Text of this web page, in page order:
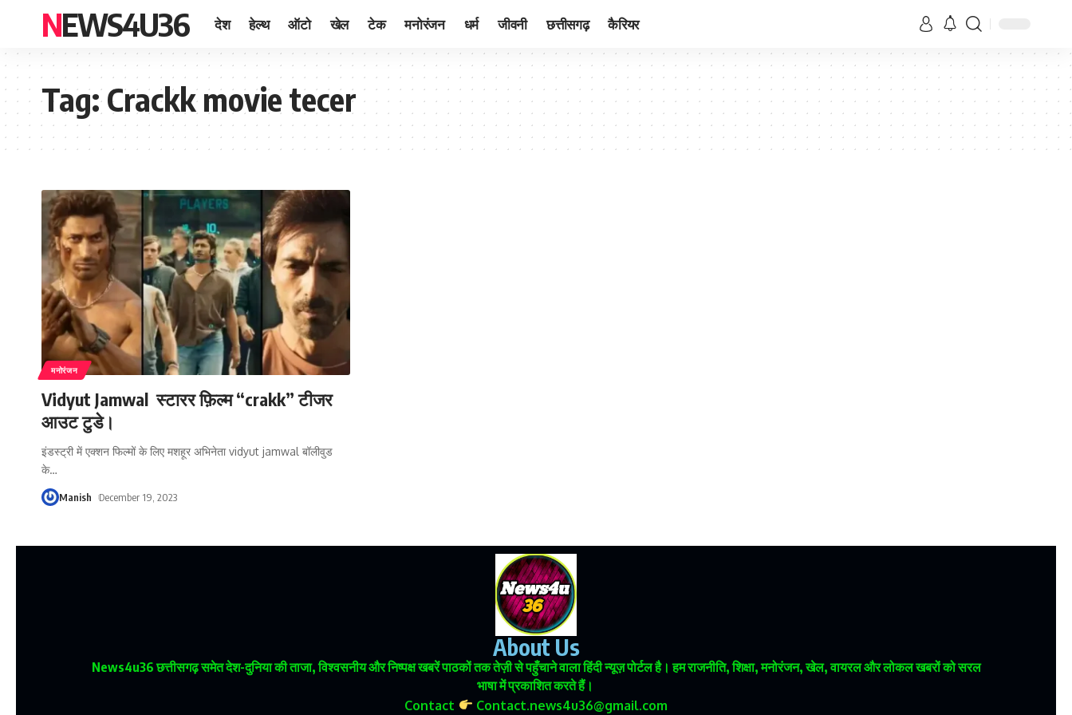
NEWS4U36 देश हेल्थ ऑटो खेल टेक मनोरंजन धर्म जीवनी छत्तीसगढ़ कैरियर
Tag:Crackk movie tecer
मनोरंजन
Vidyut Jamwal स्टारर फ़िल्म “crakk” टीजर
आउट टुडे।
इंडस्ट्री में एक्शन फिल्मों के लिए मशहूर अभिनेता vidyut jamwal बॉलीवुड
के…
Manish December 19, 2023
About Us
News4u36छत्तीसगढ़ समेत देश-दुनिया की ताजा, विश्वसनीय और निष्पक्ष खबरें पाठकों तक तेज़ी से पहुँचाने वाला हिंदी न्यूज़ पोर्टल है। हम राजनीति, शिक्षा, मनोरंजन, खेल, वायरल और लोकल खबरों को सरल
भाषा में प्रकाशित करते हैं।
Contact
Contact.news4u36@gmail.com